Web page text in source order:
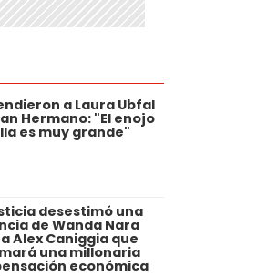
a Laura Ubfal
Hermano: "El enojo
es muy grande"
desestimó una
de Wanda Nara
Alex Caniggia que
una millonaria
económica